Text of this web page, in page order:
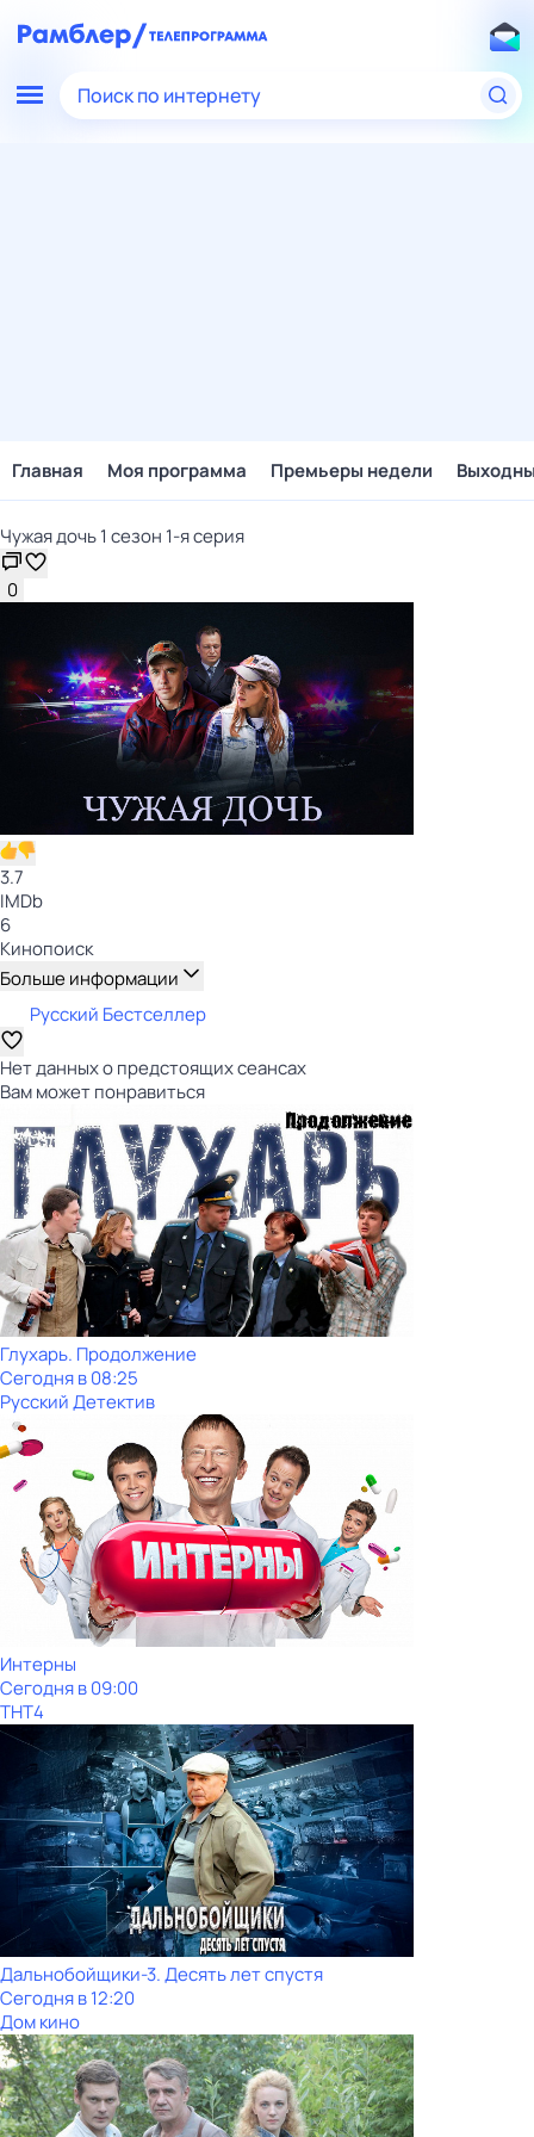
Поиск по интернету
Главная Моя программа Премьеры недели
Чужая дочь 1 сезон 1-я серия
0
3.7
IMDb
6
Кинопоиск
Больше информации
Русский Бестселлер
Нет данных о предстоящих сеансах
Вам может понравиться
Глухарь. Продолжение
Сегодня в 08:25
Русский Детектив
Интерны
Сегодня в 09:00
ТНТ4
Дальнобойщики-3. Десять лет спустя
Сегодня в 12:20
Дом кино